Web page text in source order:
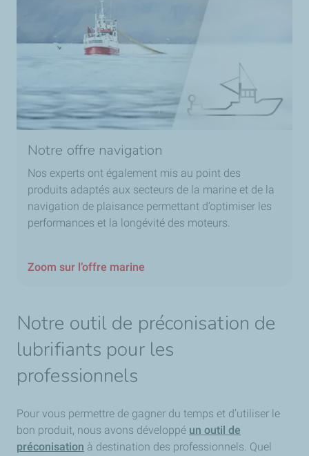
Notre offre navigation
Nos experts ont également mis au point des
produits adaptés aux secteurs de la marine et de la
navigation de plaisance permettant d’optimiser les
performances et la longévité des moteurs.
Zoom sur l’offre marine
Notre outil de préconisation de
lubrifiants pour les
professionnels
Pour vous permettre de gagner du temps et d’utiliser le
bon produit, nous avons développé un outil de
préconisation à destination des professionnels. Quel